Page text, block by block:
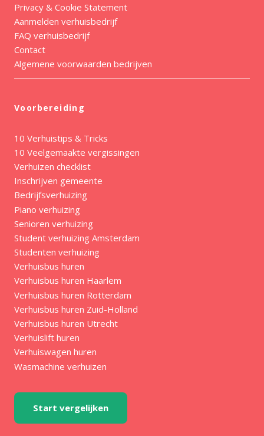
Privacy & Cookie Statement
Aanmelden verhuisbedrijf
FAQ verhuisbedrijf
Contact
Algemene voorwaarden bedrijven
Voorbereiding
10 Verhuistips & Tricks
10 Veelgemaakte vergissingen
Verhuizen checklist
Inschrijven gemeente
Bedrijfsverhuizing
Piano verhuizing
Senioren verhuizing
Student verhuizing Amsterdam
Studenten verhuizing
Verhuisbus huren
Verhuisbus huren Haarlem
Verhuisbus huren Rotterdam
Verhuisbus huren Zuid-Holland
Verhuisbus huren Utrecht
Verhuislift huren
Verhuiswagen huren
Wasmachine verhuizen
Start vergelijken